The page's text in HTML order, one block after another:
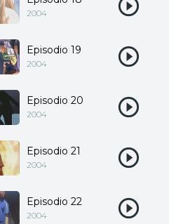
2004
Episodio 19
2004
Episodio 20
2004
Episodio 21
2004
Episodio 22
2004